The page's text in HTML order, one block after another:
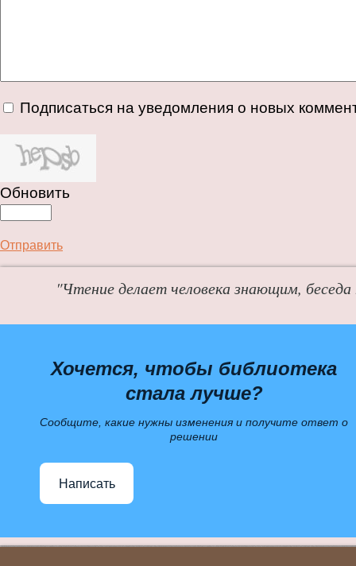
Подписаться на уведомления о новых
Обновить
Отправить
"Чтение делает человека знающим,
Хочется, чтобы библиотека
стала лучше?
Сообщите, какие нужны изменения и получите ответ о
решении
Написать